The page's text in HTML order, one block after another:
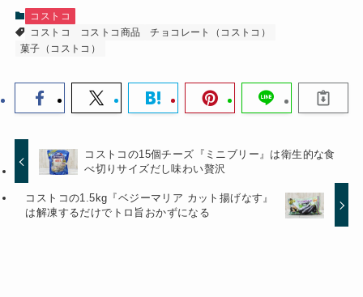
コストコ
コストコ
コストコ商品
チョコレート（コストコ）
菓子（コストコ）
コストコの15個チーズ『ミニブリー』は衛生的な食
べ切りサイズだし味わい贅沢
コストコの1.5kg『ベジーマリア カット揚げなす』
は解凍するだけでトロ旨おかずになる